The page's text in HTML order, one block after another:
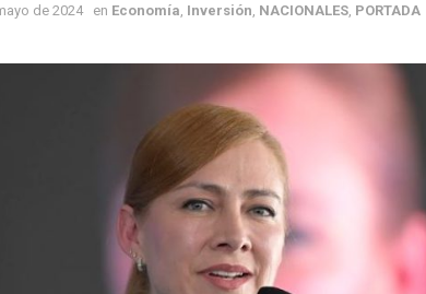
de 2024 en Economía Inversión NACIONALES PORTADA